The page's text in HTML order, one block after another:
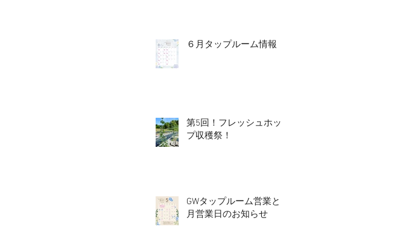
６月タップルーム情報
第5回！フレッシュホッ
プ収穫祭！
GWタップルーム営業と5
月営業日のお知らせ